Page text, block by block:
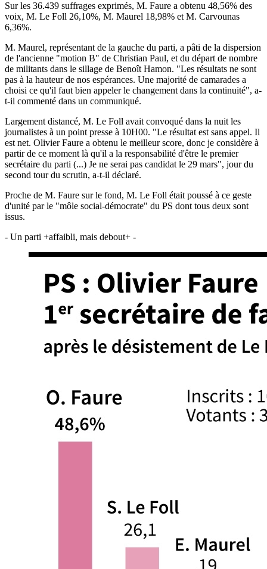
Sur les 36.439 suffrages exprimés, M. Faure a obtenu 48,56% des
voix, M. Le Foll 26,10%, M. Maurel 18,98% et M. Carvounas
6,36%.
M. Maurel, représentant de la gauche du parti, a pâti de la dispersion
de l'ancienne "motion B" de Christian Paul, et du départ de nombre
de militants dans le sillage de Benoît Hamon. "Les résultats ne sont
pas à la hauteur de nos espérances. Une majorité de camarades a
choisi ce qu'il faut bien appeler le changement dans la continuité", a-
t-il commenté dans un communiqué.
Largement distancé, M. Le Foll avait convoqué dans la nuit les
journalistes à un point presse à 10H00. "Le résultat est sans appel. Il
est net. Olivier Faure a obtenu le meilleur score, donc je considère à
partir de ce moment là qu'il a la responsabilité d'être le premier
secrétaire du parti (...) Je ne serai pas candidat le 29 mars", jour du
second tour du scrutin, a-t-il déclaré.
Proche de M. Faure sur le fond, M. Le Foll était poussé à ce geste
d'unité par le "môle social-démocrate" du PS dont tous deux sont
issus.
- Un parti +affaibli, mais debout+ -